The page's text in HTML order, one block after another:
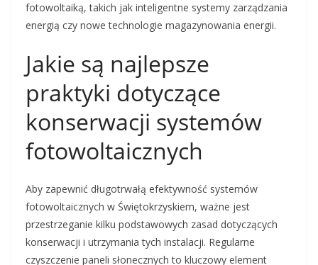
fotowoltaiką, takich jak inteligentne systemy zarządzania
energią czy nowe technologie magazynowania energii.
Jakie są najlepsze
praktyki dotyczące
konserwacji systemów
fotowoltaicznych
Aby zapewnić długotrwałą efektywność systemów
fotowoltaicznych w Świętokrzyskiem, ważne jest
przestrzeganie kilku podstawowych zasad dotyczących
konserwacji i utrzymania tych instalacji. Regularne
czyszczenie paneli słonecznych to kluczowy element